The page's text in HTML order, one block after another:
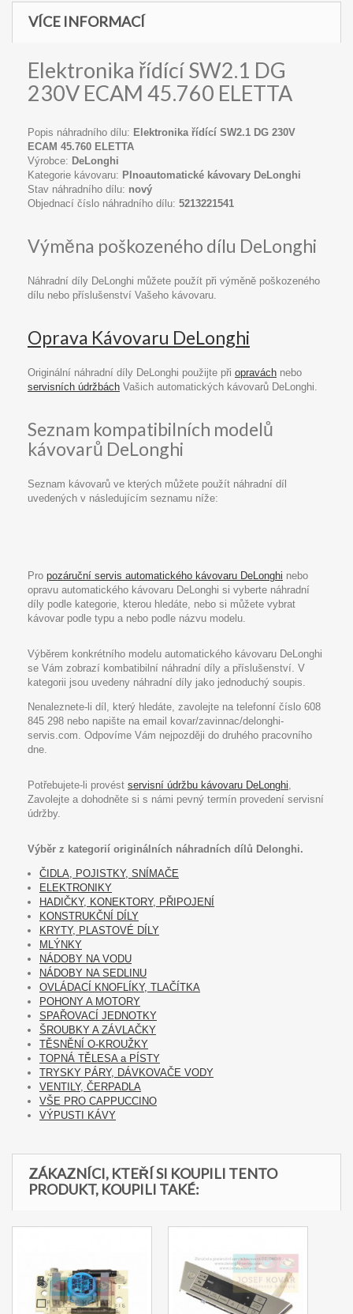
VÍCE INFORMACÍ
Elektronika řídící SW2.1 DG
230V ECAM 45.760 ELETTA
Popis náhradního dílu: Elektronika řídící SW2.1 DG 230V
ECAM 45.760 ELETTA
Výrobce: DeLonghi
Kategorie kávovaru: Plnoautomatické kávovary DeLonghi
Stav náhradního dílu: nový
Objednací číslo náhradního dílu: 5213221541
Výměna poškozeného dílu DeLonghi
Náhradní díly DeLonghi můžete použít při výměně poškozeného
dílu nebo příslušenství Vašeho kávovaru.
Oprava Kávovaru DeLonghi
Originální náhradní díly DeLonghi použijte při opravách nebo
servisních údržbách Vašich automatických kávovarů DeLonghi.
Seznam kompatibilních modelů
kávovarů DeLonghi
Seznam kávovarů ve kterých můžete použít náhradní díl
uvedených v následujícím seznamu níže:
Pro pozáruční servis automatického kávovaru DeLonghi nebo
opravu automatického kávovaru DeLonghi si vyberte náhradní
díly podle kategorie, kterou hledáte, nebo si můžete vybrat
kávovar podle typu a nebo podle názvu modelu.
Výběrem konkrétního modelu automatického kávovaru DeLonghi
se Vám zobrazí kombatibilní náhradní díly a příslušenství. V
kategorii jsou uvedeny náhradní díly jako jednoduchý soupis.
Nenaleznete-li díl, který hledáte, zavolejte na telefonní číslo 608
845 298 nebo napište na email kovar/zavinnac/delonghi-
servis.com. Odpovíme Vám nejpozději do druhého pracovního
dne.
Potřebujete-li provést servisní údržbu kávovaru DeLonghi,
Zavolejte a dohodněte si s námi pevný termín provedení servisní
údržby.
Výběr z kategorií originálních náhradních dílů Delonghi.
ČIDLA, POJISTKY, SNÍMAČE
ELEKTRONIKY
HADIČKY, KONEKTORY, PŘIPOJENÍ
KONSTRUKČNÍ DÍLY
KRYTY, PLASTOVÉ DÍLY
MLÝNKY
NÁDOBY NA VODU
NÁDOBY NA SEDLINU
OVLÁDACÍ KNOFLÍKY, TLAČÍTKA
POHONY A MOTORY
SPAŘOVACÍ JEDNOTKY
ŠROUBKY A ZÁVLAČKY
TĚSNĚNÍ O-KROUŽKY
TOPNÁ TĚLESA a PÍSTY
TRYSKY PÁRY, DÁVKOVAČE VODY
VENTILY, ČERPADLA
VŠE PRO CAPPUCCINO
VÝPUSTI KÁVY
ZÁKAZNÍCI, KTEŘÍ SI KOUPILI TENTO
PRODUKT, KOUPILI TAKÉ: